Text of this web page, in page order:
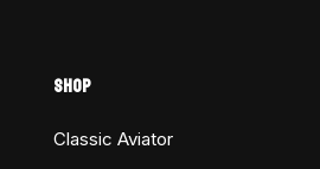
SHOP
Classic Aviator